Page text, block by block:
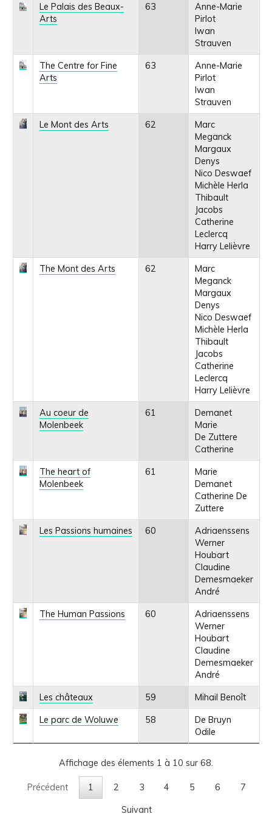
Le Palais des Beaux-
Arts
63
Anne-Marie
Pirlot
Iwan
Strauven
The Centre for Fine
Arts
63
Anne-Marie
Pirlot
Iwan
Strauven
Le Mont des Arts 62
Marc
Meganck
Margaux
Denys
Nico Deswaef
Michèle Herla
Thibault
Jacobs
Catherine
Leclercq
Harry Lelièvre
The Mont des Arts 62
Marc
Meganck
Margaux
Denys
Nico Deswaef
Michèle Herla
Thibault
Jacobs
Catherine
Leclercq
Harry Lelièvre
Au coeur de
Molenbeek
61
Demanet
Marie
De Zuttere
Catherine
The heart of
Molenbeek
61
Marie
Demanet
Catherine De
Zuttere
Les Passions humaines 60
Adriaenssens
Werner
Houbart
Claudine
Demesmaeker
André
The Human Passions 60
Adriaenssens
Werner
Houbart
Claudine
Demesmaeker
André
Les châteaux 59 Mihail Benoît
Le parc de Woluwe 58
De Bruyn
Odile
Affichage des élements 1 à 10 sur 68.
Précédent 1 2 3 4 5 6 7
Suivant